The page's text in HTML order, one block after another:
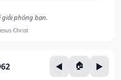
giải phóng bạn.
Christ